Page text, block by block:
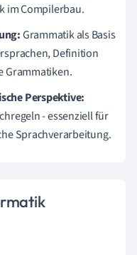
im Compilerbau.
Grammatik als Basis
Definition
Grammatiken.
Perspektive:
- essenziell für
Sprachverarbeitung.